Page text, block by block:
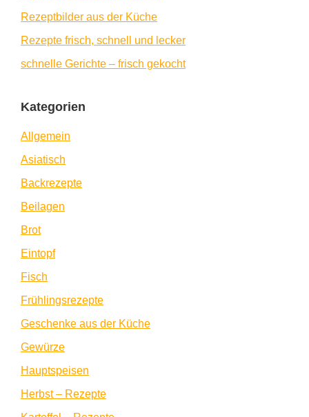
Rezeptbilder aus der Küche
Rezepte frisch, schnell und lecker
schnelle Gerichte – frisch gekocht
Kategorien
Allgemein
Asiatisch
Backrezepte
Beilagen
Brot
Eintopf
Fisch
Frühlingsrezepte
Geschenke aus der Küche
Gewürze
Hauptspeisen
Herbst – Rezepte